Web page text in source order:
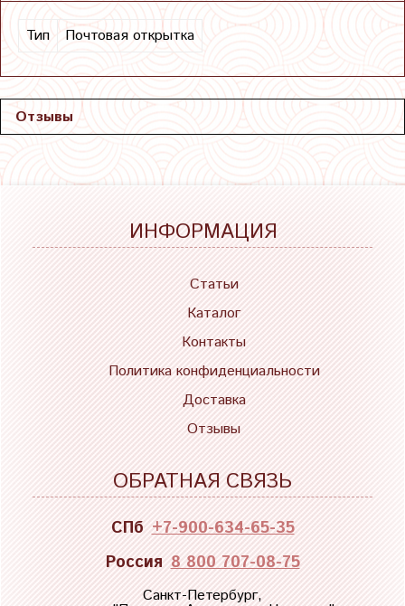
Тип Почтовая открытка
Отзывы
ИНФОРМАЦИЯ
Статьи
Каталог
Контакты
Политика конфиденциальности
Доставка
Отзывы
ОБРАТНАЯ СВЯЗЬ
СПб +7-900-634-65-35
Россия 8 800 707-08-75
Санкт-Петербург,